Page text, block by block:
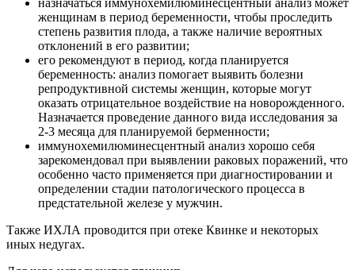
назначаться иммунохемилюминесцентный анализ может
женщинам в период беременности, чтобы проследить
степень развития плода, а также наличие вероятных
отклонений в его развитии;
его рекомендуют в период, когда планируется
беременность: анализ помогает выявить болезни
репродуктивной системы женщин, которые могут
оказать отрицательное воздействие на новорожденного.
Назначается проведение данного вида исследования за
2-3 месяца для планируемой берменности;
иммунохемилюминесцентный анализ хорошо себя
зарекомендовал при выявлении раковых поражений, что
особенно часто применяется при диагностировании и
определении стадии патологического процесса в
предстательной железе у мужчин.
Также ИХЛА проводится при отеке Квинке и некоторых
иных недугах.